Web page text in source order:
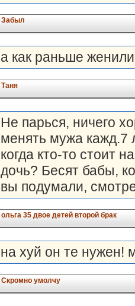
Забыл
а как раньше
Таня
Не парься, ничего
менять мужа кажд.7
когда кто-то стоит
дочь? Бесят бабы,
вы подумали,
ольга 35 двое детей второй брак
на хуй он те нужен!
Скромно умолчу